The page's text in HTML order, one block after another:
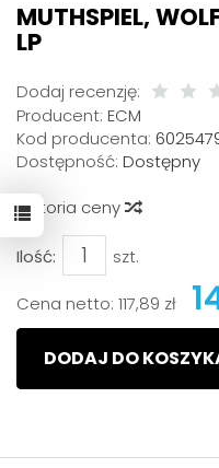
MUTHSPIEL,
LP
Dodaj recenzję:
Producent: ECM
Kod producenta:
Dostępność: Dostępny
Historia ceny
Ilość: szt.
Cena netto: 117,89 zł
DODAJ DO